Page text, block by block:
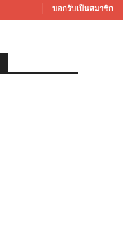
บอกรับเป็นสมาชิก